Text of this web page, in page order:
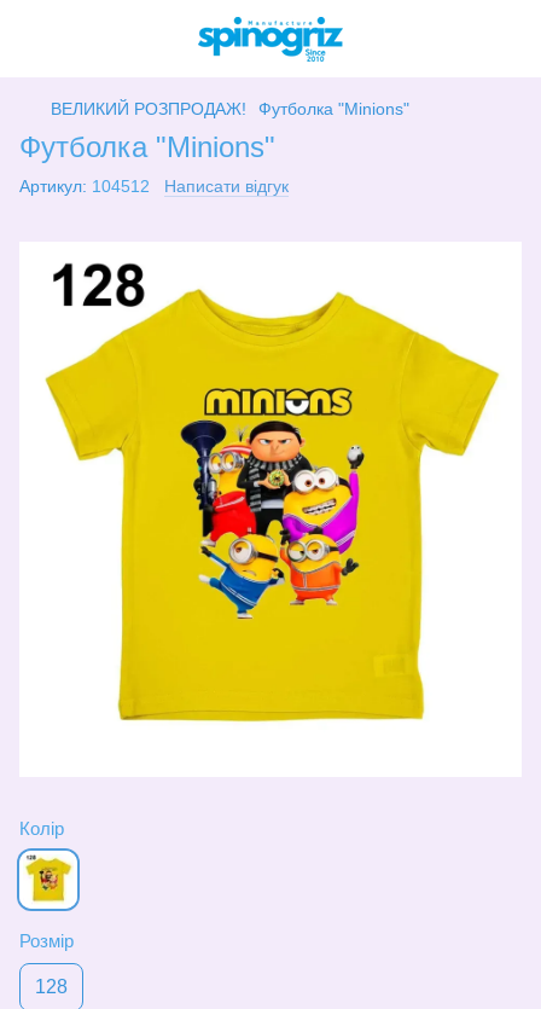
ВЕЛИКИЙ РОЗПРОДАЖ! Футболка "Minions"
Футболка "Minions"
Артикул: 104512 Написати відгук
Колір
Розмір
128